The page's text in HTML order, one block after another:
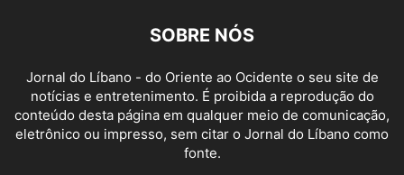
SOBRE NÓS
Jornal do Líbano - do Oriente ao Ocidente o seu site de
notícias e entretenimento. É proibida a reprodução do
conteúdo desta página em qualquer meio de comunicação,
eletrônico ou impresso, sem citar o Jornal do Líbano como
fonte.